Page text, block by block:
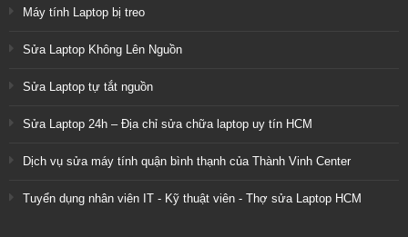
Máy tính Laptop bị treo
Sửa Laptop Không Lên Nguồn
Sửa Laptop tự tắt nguồn
Sửa Laptop 24h – Địa chỉ sửa chữa laptop uy tín HCM
Dịch vụ sửa máy tính quận bình thạnh của Thành Vinh Center
Tuyển dụng nhân viên IT - Kỹ thuật viên - Thợ sửa Laptop HCM